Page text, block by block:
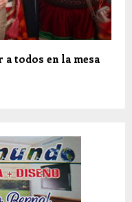
todos en la mesa